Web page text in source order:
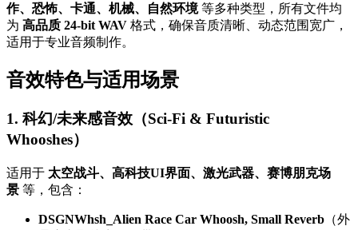
作、恐怖、卡通、机械、自然环境等多种类型，所有文件均
为 高品质 24-bit WAV 格式，确保音质清晰、动态范围宽广，
适用于专业音频制作。
音效特色与适用场景
1. 科幻/未来感音效（Sci-Fi & Futuristic
Whooshes）
适用于 太空战斗、高科技UI界面、激光武器、赛博朋克场
景 等，包含：
DSGNWhsh_Alien Race Car Whoosh, Small Reverb （外